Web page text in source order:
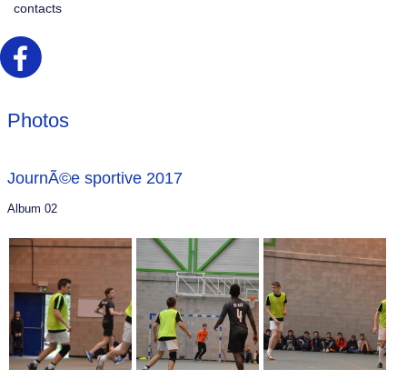
contacts
Photos
JournÃ©e sportive 2017
Album 02